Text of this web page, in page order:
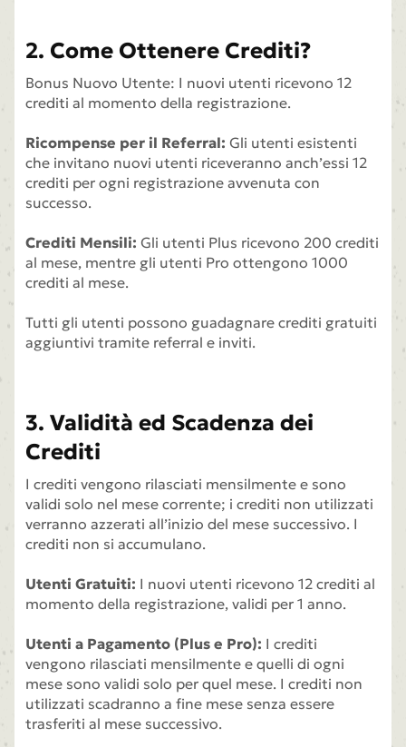
2. Come Ottenere Crediti?
Bonus Nuovo Utente: I nuovi utenti ricevono 12
crediti al momento della registrazione.
Ricompense per il Referral: Gli utenti esistenti
che invitano nuovi utenti riceveranno anch’essi 12
crediti per ogni registrazione avvenuta con
successo.
Crediti Mensili: Gli utenti Plus ricevono 200 crediti
al mese, mentre gli utenti Pro ottengono 1000
crediti al mese.
Tutti gli utenti possono guadagnare crediti gratuiti
aggiuntivi tramite referral e inviti.
3. Validità ed Scadenza dei
Crediti
I crediti vengono rilasciati mensilmente e sono
validi solo nel mese corrente; i crediti non utilizzati
verranno azzerati all’inizio del mese successivo. I
crediti non si accumulano.
Utenti Gratuiti: I nuovi utenti ricevono 12 crediti al
momento della registrazione, validi per 1 anno.
Utenti a Pagamento (Plus e Pro): I crediti
vengono rilasciati mensilmente e quelli di ogni
mese sono validi solo per quel mese. I crediti non
utilizzati scadranno a fine mese senza essere
trasferiti al mese successivo.